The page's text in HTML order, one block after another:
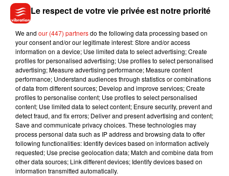
"Notre système est injuste avec 42 régimes différents, il
entretient des inégalités majeures et il faudra aller vers plus
de simplicité pour plus de justice et donc les régimes
spéciaux devront être supprimés pour les nouveaux employé
dans ces secteurs", a-t-il développé.
Pour Emmanuel Macron, "parce que nous vivons plus
longtemps, il nous faudra travailler plus longtemps et partir
à la retraite plus tard".
Toutefois, il faudra "prendre en compte la difficulté des
métiers. Mais progressivement, sur plusieurs années, et par
un système qui fait la différence selon le travail réellement
exercé. Et donc l'âge de départ doit être plus tardif", a-t-il
Le respect de votre vie privée est notre priorité
We and our (447) partnersdo the following data processing based on
your consent and/or our legitimate interest: Store and/or access
information on a device; Use limited data to select advertising; Create
profiles for personalised advertising; Use profiles to select personalised
advertising; Measure advertising performance; Measure content
performance; Understand audiences through statistics or combinations
of data from different sources; Develop and improve services; Create
profiles to personalise content; Use profiles to select personalised
content; Use limited data to select content; Ensure security, prevent and
detect fraud, and fix errors; Deliver and present advertising and content;
Save and communicate privacy choices. These technologies may
process personal data such as IP address and browsing data to offer
following functionalities: Identify devices based on information actively
requested; Use precise geolocation data; Match and combine data from
other data sources; Link different devices; Identify devices based on
information transmitted automatically.